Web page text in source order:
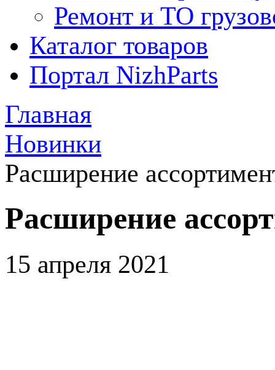
Ремонт и ТО
Каталог товаров
Портал NizhParts
Главная
Новинки
Расширение
Расширение
15 апреля 2021